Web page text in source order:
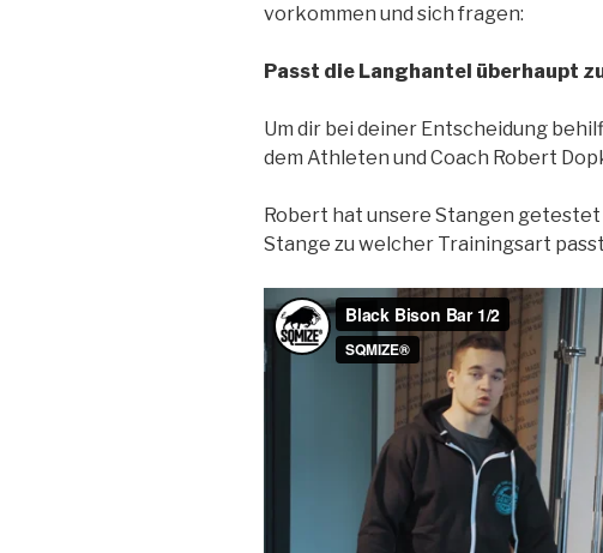
vorkommen und sich fragen:
Passt die Langhantel überhaupt
Um dir bei deiner Entscheidung
dem Athleten und Coach Robert
Robert hat unsere Stangen
Stange zu welcher Trainingsart